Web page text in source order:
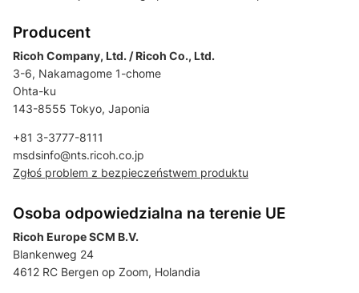
Producent
Ricoh Company, Ltd. / Ricoh Co., Ltd.
3-6, Nakamagome 1-chome
Ohta-ku
143-8555 Tokyo, Japonia
+81 3-3777-8111
msdsinfo@nts.ricoh.co.jp
Zgłoś problem z bezpieczeństwem produktu
Osoba odpowiedzialna na terenie UE
Ricoh Europe SCM B.V.
Blankenweg 24
4612 RC Bergen op Zoom, Holandia